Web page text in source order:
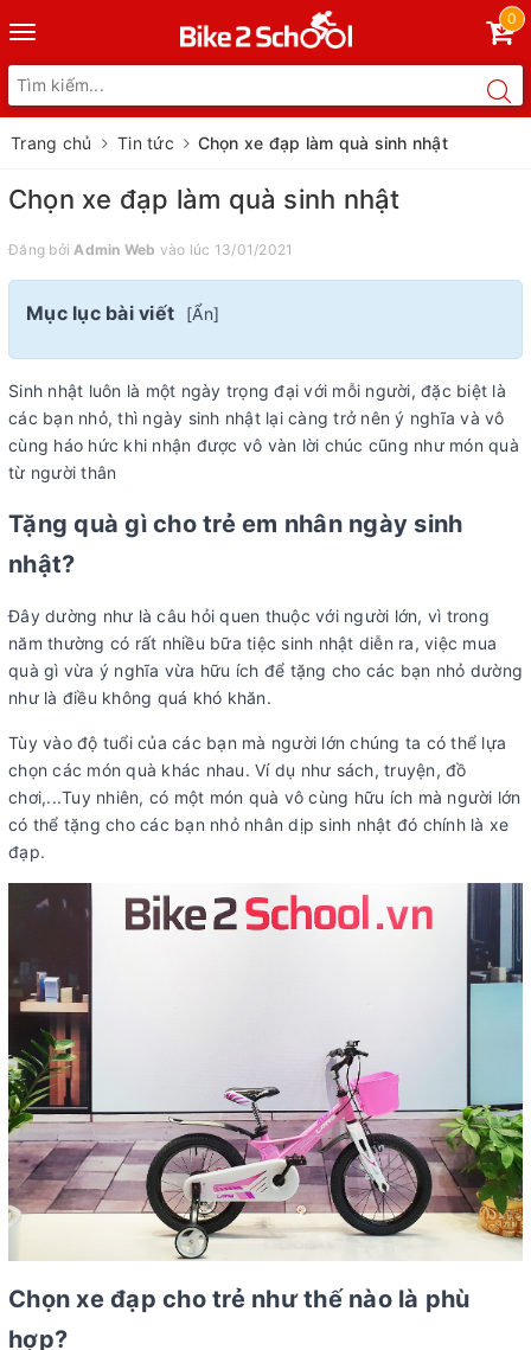
Toggle
navigation
0
Trang chủ Tin tức Chọn xe đạp làm quà sinh nhật
Chọn xe đạp làm quà sinh nhật
Đăng bởiAdmin Web vào lúc 13/01/2021
Mục lục bài viết [Ẩn]
Sinh nhật luôn là một ngày trọng đại với mỗi người, đặc biệt là
các bạn nhỏ, thì ngày sinh nhật lại càng trở nên ý nghĩa và vô
cùng háo hức khi nhận được vô vàn lời chúc cũng như món quà
từ người thân
Tặng quà gì cho trẻ em nhân ngày sinh
nhật?
Đây dường như là câu hỏi quen thuộc với người lớn, vì trong
năm thường có rất nhiều bữa tiệc sinh nhật diễn ra, việc mua
quà gì vừa ý nghĩa vừa hữu ích để tặng cho các bạn nhỏ dường
như là điều không quá khó khăn.
Tùy vào độ tuổi của các bạn mà người lớn chúng ta có thể lựa
chọn các món quà khác nhau. Ví dụ như sách, truyện, đồ
chơi,...Tuy nhiên, có một món quà vô cùng hữu ích mà người lớn
có thể tặng cho các bạn nhỏ nhân dịp sinh nhật đó chính là xe
đạp.
Chọn xe đạp cho trẻ như thế nào là phù
hợp?